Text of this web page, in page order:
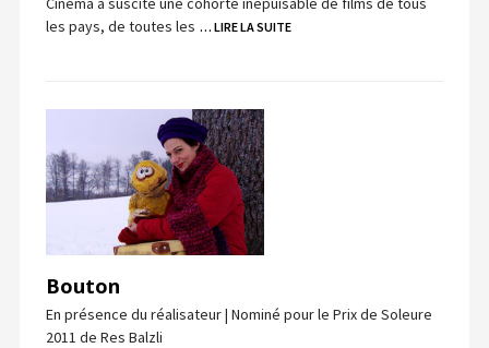
les pays, de toutes les … LIRE LA SUITE
Bouton
En présence du réalisateur | Nominé pour le Prix de Soleure
2011 de Res Balzli